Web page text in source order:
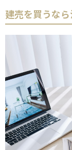
建売を買うな